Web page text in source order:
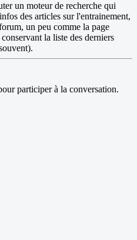
un moteur de recherche qui
des articles sur l'entrainement,
un peu comme la page
la liste des derniers
participer à la conversation.